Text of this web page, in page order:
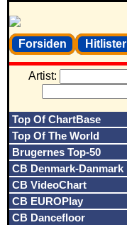
Forsiden Hitlister
Artist:
Top Of ChartBase
Top Of The World
Brugernes Top-50
CB Denmark-Danmark
CB VideoChart
CB EUROPlay
CB Dancefloor